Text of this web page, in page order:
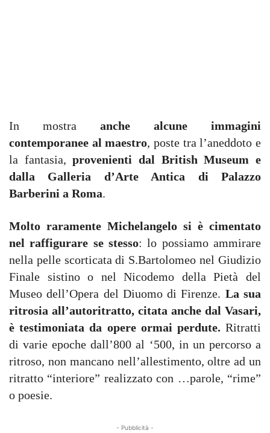
In mostra anche alcune immagini
contemporanee al maestro, poste tra l’aneddoto e
la fantasia,provenienti dal British Museum e
dalla Galleria d’Arte Antica di Palazzo
Barberini a Roma.
Molto raramente Michelangelo si è cimentato
nel raffigurare se stesso: lo possiamo ammirare
nella pelle scorticata di S.Bartolomeo nel Giudizio
Finale sistino o nel Nicodemo della Pietà del
Museo dell’Opera del Diuomo di Firenze. La sua
ritrosia all’autoritratto, citata anche dal Vasari,
è testimoniata da opere ormai perdute. Ritratti
di varie epoche dall’800 al ‘500, in un percorso a
ritroso, non mancano nell’allestimento, oltre ad un
ritratto “interiore” realizzato con …parole, “rime”
o poesie.
- Pubblicità -